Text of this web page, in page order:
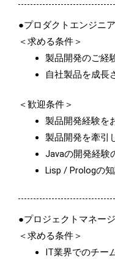
●プロダクトエンジニア
＜求める条件＞
製品開発のご経
自社製品を成長
＜歓迎条件＞
製品開発経験を
製品開発を牽引
Javaの開発経験
Lisp / Prologの
●プロジェクトマネー
＜求める条件＞
IT業界でのチー